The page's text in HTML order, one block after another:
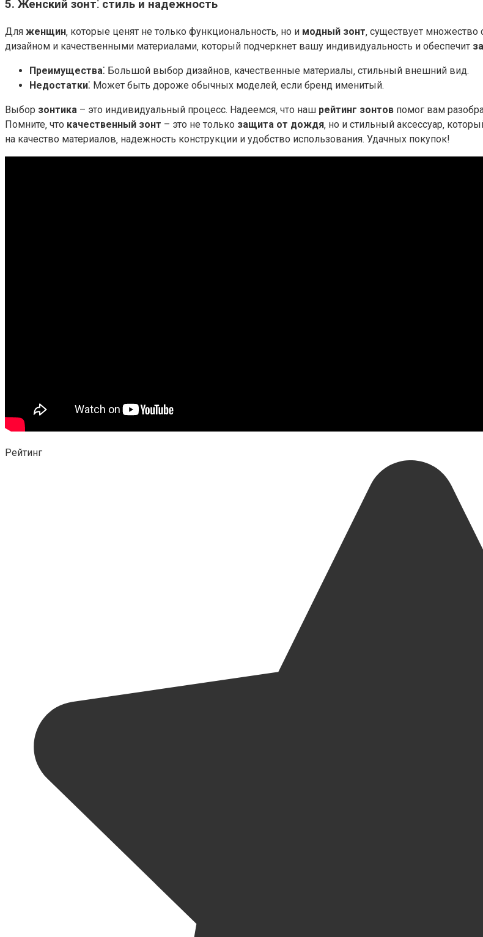
5. Женский зонт⁚ стиль и надежность
Для женщин ‚ которые ценят не только функциональность‚ но и модный зонт ‚ существует
дизайном и качественными материалами‚ который подчеркнет вашу индивидуальность и обеспечит
Преимущества⁚ Большой выбор дизайнов‚ качественные материалы‚ стильный внешний вид.
Недостатки⁚ Может быть дороже обычных моделей‚ если бренд именитый.
Выбор зонтика – это индивидуальный процесс. Надеемся‚ что наш рейтинг зонтов помог вам
Помните‚ что качественный зонт – это не только защита от дождя ‚ но и стильный аксессуар‚
на качество материалов‚ надежность конструкции и удобство использования. Удачных покупок!
Рейтинг